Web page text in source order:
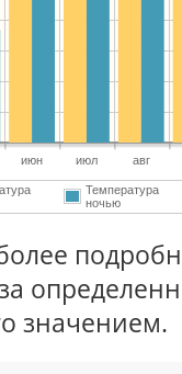
июн июл авг
Температура
ночью
значением.